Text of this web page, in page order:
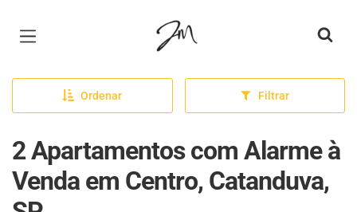
Página inicial
Ordenar Filtrar
2 Apartamentos com Alarme à
Venda em Centro, Catanduva,